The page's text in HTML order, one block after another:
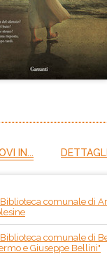
IN...
Biblioteca comunale di
Biblioteca comunale di
e Giuseppe Bellini"